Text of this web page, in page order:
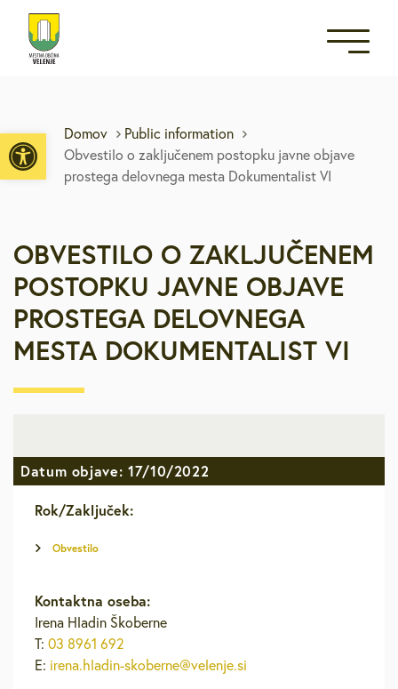
Open toolbar
Domov
Public information
Obvestilo o zaključenem postopku javne objave
prostega delovnega mesta Dokumentalist VI
OBVESTILO O ZAKLJUČENEM
POSTOPKU JAVNE OBJAVE
PROSTEGA DELOVNEGA
MESTA DOKUMENTALIST VI
Datum objave: 17/10/2022
Rok/Zaključek:
Obvestilo
Kontaktna oseba:
Irena Hladin Škoberne
T: 03 8961 692
E: irena.hladin-skoberne@velenje.si